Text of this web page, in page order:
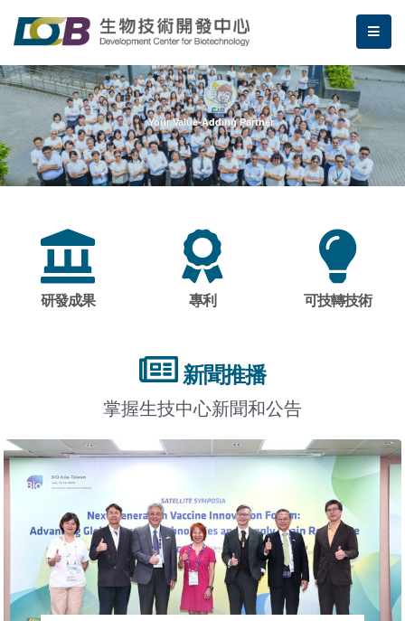
生物技術開發中心
:::
Your Value-Adding Partner
研發成果 專利 可技轉技術
新聞推播
掌握生技中心新聞和公告